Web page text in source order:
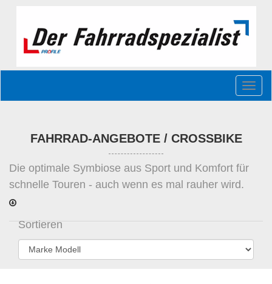
FAHRRAD-ANGEBOTE / CROSSBIKE
Die optimale Symbiose aus Sport und Komfort für
schnelle Touren - auch wenn es mal rauher wird.
Durch die breiteren, profilierten Reifen eignet sich
Cross Bike
schnell und leichtgängig, der Komfort wurde
Sortieren